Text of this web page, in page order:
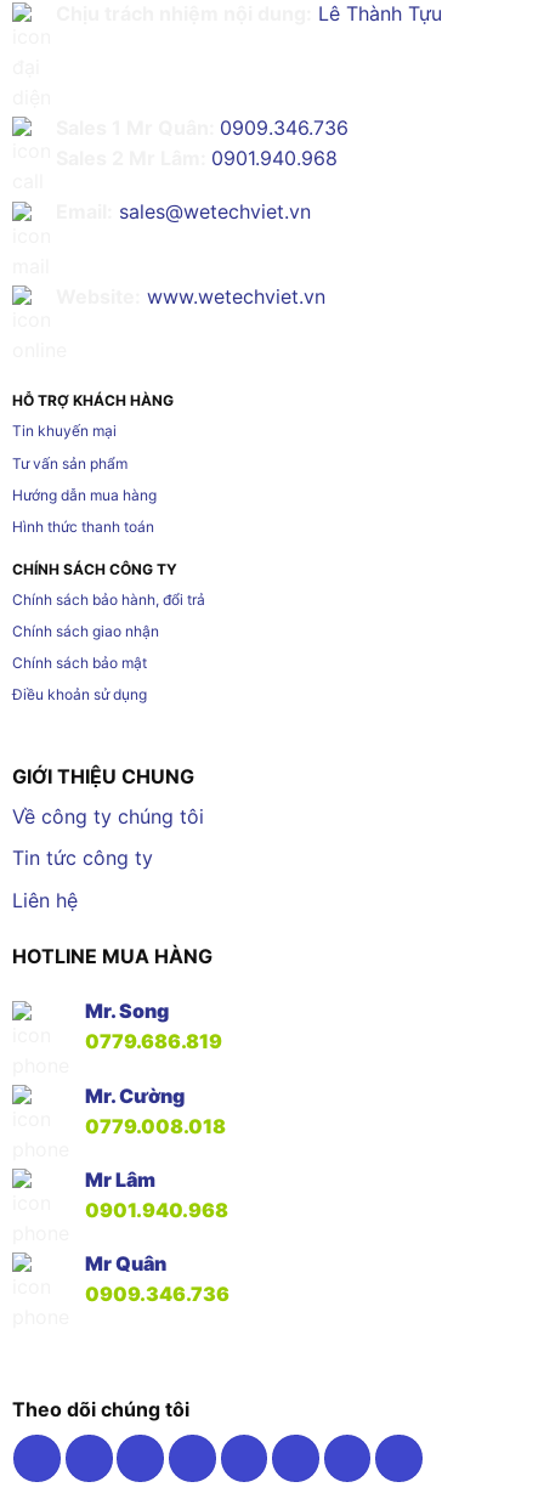
Lê Thành Tựu
0909.346.736
0901.940.968
sales@wetechviet.vn
www.wetechviet.vn
HỖ TRỢ KHÁCH HÀNG
Tin khuyến mại
Tư vấn sản phẩm
Hướng dẫn mua hàng
Hình thức thanh toán
CHÍNH SÁCH CÔNG TY
Chính sách bảo hành, đổi trả
Chính sách giao nhận
Chính sách bảo mật
Điều khoản sử dụng
GIỚI THIỆU CHUNG
Về công ty chúng tôi
Tin tức công ty
Liên hệ
HOTLINE MUA HÀNG
Mr. Song
0779.686.819
Mr. Cường
0779.008.018
Mr Lâm
0901.940.968
Mr Quân
0909.346.736
Theo dõi chúng tôi